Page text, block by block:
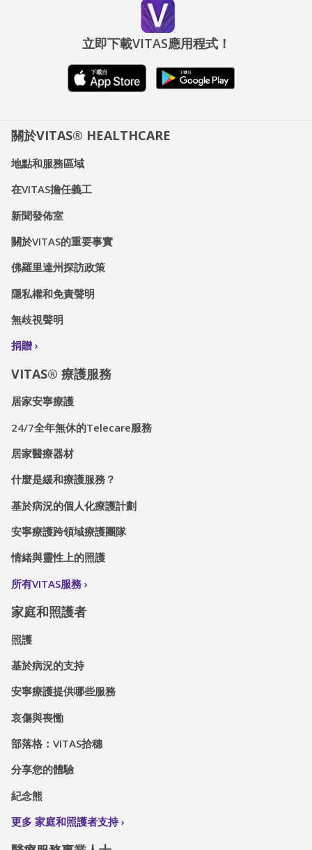
立即下載VITAS應用程式！
關於VITAS® HEALTHCARE
地點和服務區域
在VITAS擔任義工
新聞發佈室
關於VITAS的重要事實
佛羅里達州探訪政策
隱私權和免責聲明
無歧視聲明
捐贈
VITAS® 療護服務
居家安寧療護
24/7全年無休的Telecare服務
居家醫療器材
什麼是緩和療護服務？
基於病況的個人化療護計劃
安寧療護跨領域療護團隊
情緒與靈性上的照護
所有VITAS服務
家庭和照護者
照護
基於病況的支持
安寧療護提供哪些服務
哀傷與喪慟
部落格：VITAS拾穗
分享您的體驗
紀念熊
更多 家庭和照護者支持